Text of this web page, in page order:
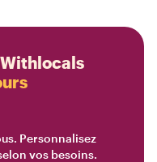
Personnalisez
vos besoins.